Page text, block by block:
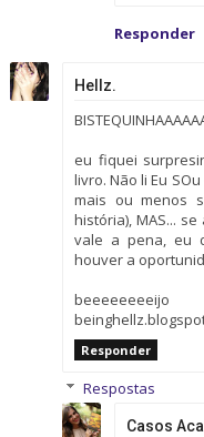
Responder
Hellz.
eu fiquei
livro. Não li Eu
mais ou menos
história), MAS...
vale a pena, eu
houver a
beeeeeeeeijo
Responder
Respostas
Casos